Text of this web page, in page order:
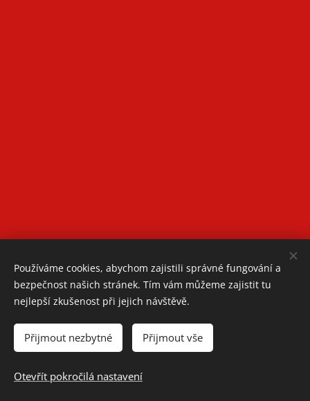
Používáme cookies, abychom zajistili správné fungování a
bezpečnost našich stránek. Tím vám můžeme zajistit tu
nejlepší zkušenost při jejich návštěvě.
Přijmout nezbytné Přijmout vše
Otevřít pokročilá nastavení